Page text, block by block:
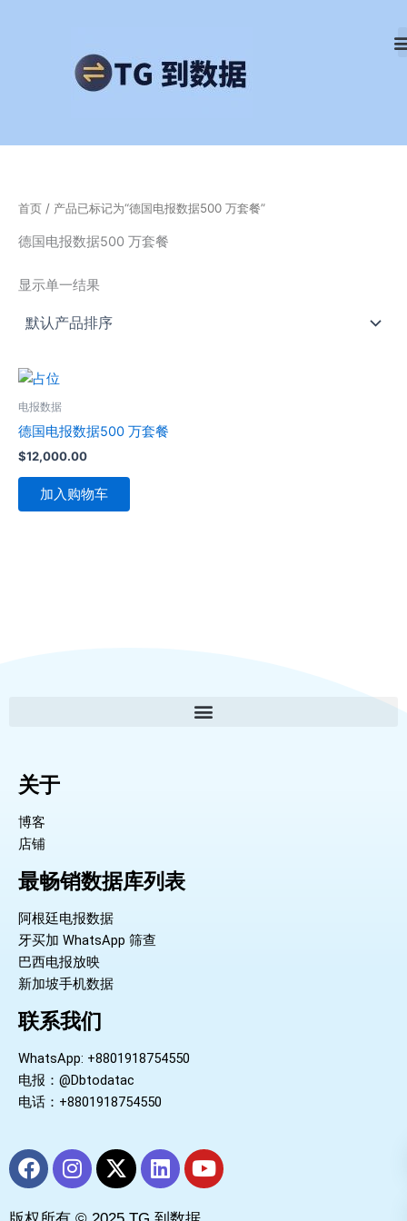
首页 / 产品已标记为“德国电报数据500 万套餐”
德国电报数据500 万套餐
显示单一结果
电报数据
德国电报数据500 万套餐
$12,000.00
加入购物车
关于
博客
店铺
最畅销数据库列表
阿根廷电报数据
牙买加 WhatsApp 筛查
巴西电报放映
新加坡手机数据
联系我们
WhatsApp: +8801918754550
电报：@Dbtodatac
电话：+8801918754550
F
a
I
n
X
-
L
i
Y
o